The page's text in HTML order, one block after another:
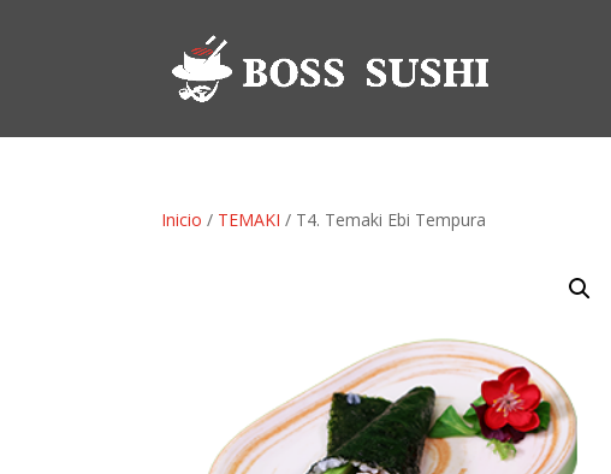
Inicio / TEMAKI / T4. Temaki Ebi Tempura